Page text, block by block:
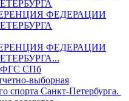
ФЕДЕРАЦИИ
ФЕДЕРАЦИИ
ФГС СПб
выборная
спорта Санкт-Петербурга.